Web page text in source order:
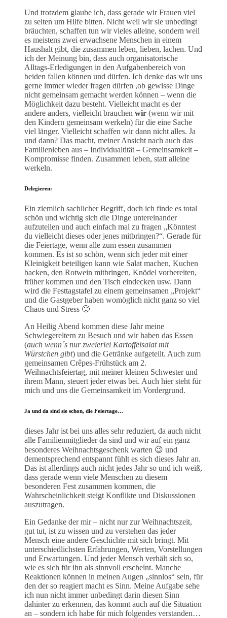
Und trotzdem glaube ich, dass gerade wir Frauen viel
zu selten um Hilfe bitten. Nicht weil wir sie unbedingt
bräuchten, schaffen tun wir vieles alleine, sondern weil
es meistens zwei erwachsene Menschen in einem
Haushalt gibt, die zusammen leben, lieben, lachen. Und
ich der Meinung bin, dass auch organisatorische
Alltags-Erledigungen in den Aufgabenbereich von
beiden fallen können und dürfen. Ich denke das wir uns
gerne immer wieder fragen dürfen ,ob gewisse Dinge
nicht gemeinsam gemacht werden können – wenn die
Möglichkeit dazu besteht. Vielleicht macht es der
andere anders, vielleicht brauchen wir (wenn wir mit
den Kindern gemeinsam werkeln) für die eine Sache
viel länger. Vielleicht schaffen wir dann nicht alles. Ja
und dann? Das macht, meiner Ansicht nach auch das
Familienleben aus – Individualtität – Gemeinsamkeit –
Kompromisse finden. Zusammen leben, statt alleine
werkeln.
Delegieren:
Ein ziemlich sachlicher Begriff, doch ich finde es total
schön und wichtig sich die Dinge untereinander
aufzuteilen und auch einfach mal zu fragen „Könntest
du vielleicht dieses oder jenes mitbringen?“. Gerade für
die Feiertage, wenn alle zum essen zusammen
kommen. Es ist so schön, wenn sich jeder mit einer
Kleinigkeit beteiligen kann wie Salat machen, Kuchen
backen, den Rotwein mitbringen, Knödel vorbereiten,
früher kommen und den Tisch eindecken usw. Dann
wird die Festtagstafel zu einem gemeinsamen „Projekt“
und die Gastgeber haben womöglich nicht ganz so viel
Chaos und Stress 🙂
An Heilig Abend kommen diese Jahr meine
Schwiegereltern zu Besuch und wir haben das Essen
(auch wenn´s nur zweierlei Kartoffelsalat mit
Würstchen gibt) und die Getränke aufgeteilt. Auch zum
gemeinsamen Crêpes-Frühstück am 2.
Weihnachtsfeiertag, mit meiner kleinen Schwester und
ihrem Mann, steuert jeder etwas bei. Auch hier steht für
mich und uns die Gemeinsamkeit im Vordergrund.
Ja und da sind sie schon, die Feiertage…
dieses Jahr ist bei uns alles sehr reduziert, da auch nicht
alle Familienmitglieder da sind und wir auf ein ganz
besonderes Weihnachtsgeschenk warten 😉 und
dementsprechend entspannt fühlt es sich dieses Jahr an.
Das ist allerdings auch nicht jedes Jahr so und ich weiß,
dass gerade wenn viele Menschen zu diesem
besonderen Fest zusammen kommen, die
Wahrscheinlichkeit steigt Konflikte und Diskussionen
auszutragen.
Ein Gedanke der mir – nicht nur zur Weihnachtszeit,
gut tut, ist zu wissen und zu verstehen das jeder
Mensch eine andere Geschichte mit sich bringt. Mit
unterschiedlichsten Erfahrungen, Werten, Vorstellungen
und Erwartungen. Und jeder Mensch verhält sich so,
wie es sich für ihn als sinnvoll erscheint. Manche
Reaktionen können in meinen Augen „sinnlos“ sein, für
den der so reagiert macht es Sinn. Meine Aufgabe sehe
ich nun nicht immer unbedingt darin diesen Sinn
dahinter zu erkennen, das kommt auch auf die Situation
an – sondern ich habe für mich folgendes verstanden…